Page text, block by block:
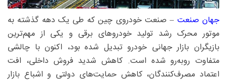
جهان‌ صنعت‌ – صنعت خودروی چین که طی یک دهه گذشته به
موتور محرک رشد تولید خودروهای برقی و یکی از مهم‌ترین
بازیگران بازار جهانی خودرو تبدیل شده بود، اکنون با چالشی
متفاوت روبه‌رو شده است. کاهش شدید فروش داخلی، افت
اعتماد مصرف‌کنندگان، کاهش حمایت‌های دولتی و اشباع بازار